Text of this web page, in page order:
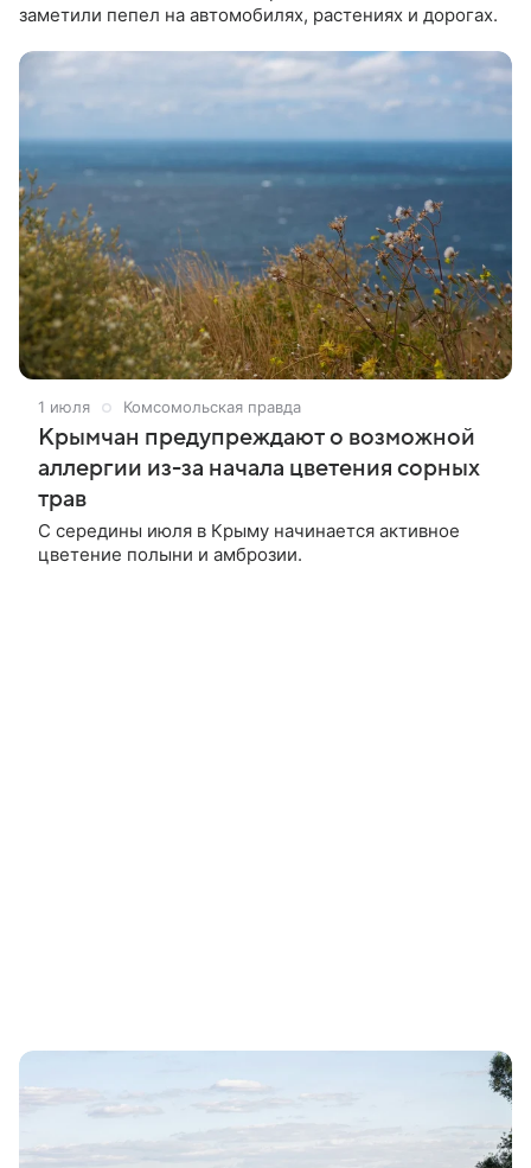
заметили пепел на автомобилях, растениях и дорогах.
1 июля Комсомольская правда
Крымчан предупреждают о возможной
аллергии из-за начала цветения сорных
трав
С середины июля в Крыму начинается активное
цветение полыни и амброзии.